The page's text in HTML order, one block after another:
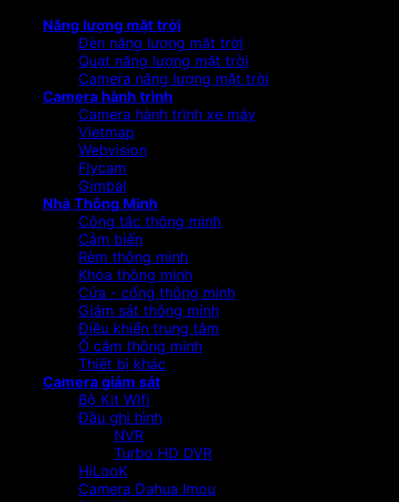
Năng lượng mặt trời
Đèn năng lượng mặt trời
Quạt năng lượng mặt trời
Camera năng lượng mặt trời
Camera hành trình
Camera hành trình xe máy
Vietmap
Webvision
Flycam
Gimbal
Nhà Thông Minh
Công tắc thông minh
Cảm biến
Rèm thông minh
Khóa thông minh
Cửa - cổng thông minh
Giám sát thông minh
Điều khiển trung tâm
Ổ cắm thông minh
Thiết bị khác
Camera giám sát
Bộ Kit Wifi
Đầu ghi hình
NVR
Turbo HD DVR
HiLooK
Camera Dahua Imou